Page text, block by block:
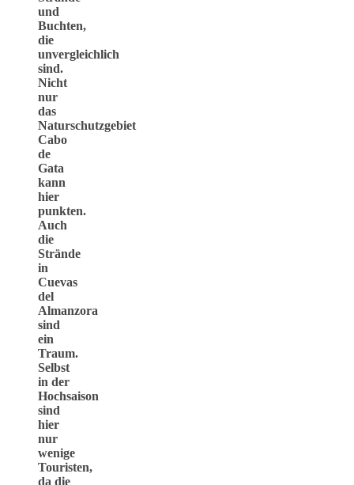
und
Buchten,
die
unvergleichlich
sind.
Nicht
nur
das
Naturschutzgebiet
Cabo
de
Gata
kann
hier
punkten.
Auch
die
Strände
in
Cuevas
del
Almanzora
sind
ein
Traum.
Selbst
in der
Hochsaison
sind
hier
nur
wenige
Touristen,
da die